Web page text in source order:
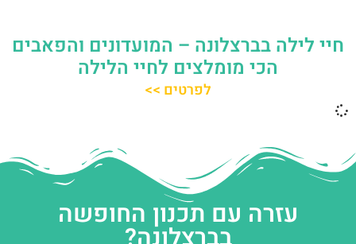
חיי לילה בברצלונה – המועדונים והפאבים
הכי מומלצים לחיי הלילה
לפרטים >>
עזרה עם תכנון החופשה